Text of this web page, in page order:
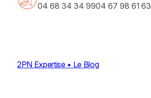
04 68 34 34 9904 67 98 61 63
2PN Expertise • Le Blog